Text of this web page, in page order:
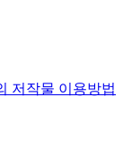
저작물 이용방법